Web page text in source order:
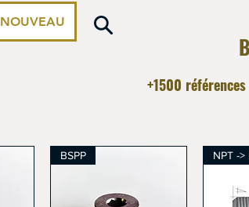
+1500
NOUVEAU
BSPP NPT ->